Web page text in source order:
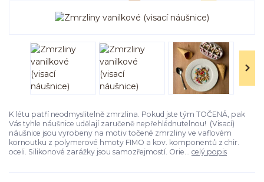
K létu patří neodmyslitelně zmrzlina. Pokud jste tým TOČENÁ, pak
Vás tyhle náušnice udělají zaručeně nepřehlédnutelnou! (Visací)
náušnice jsou vyrobeny na motiv točené zmrzliny ve vaflovém
kornoutku z polymerové hmoty FIMO a kov. komponentů z chir.
oceli. Silikonové zarážky jsou samozřejmostí. Orie... celý popis